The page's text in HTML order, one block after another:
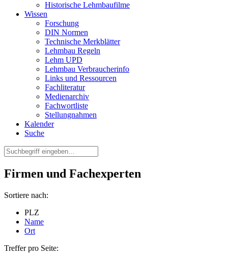
Historische Lehmbaufilme
Wissen
Forschung
DIN Normen
Technische Merkblätter
Lehmbau Regeln
Lehm UPD
Lehmbau Verbraucherinfo
Links und Ressourcen
Fachliteratur
Medienarchiv
Fachwortliste
Stellungnahmen
Kalender
Suche
Firmen und Fachexperten
Sortiere nach:
PLZ
Name
Ort
Treffer pro Seite: